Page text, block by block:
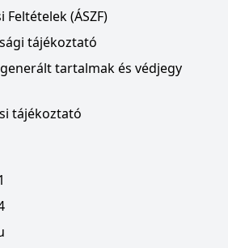
(ÁSZF)
tájékoztató
tartalmak és védjegy
tájékoztató